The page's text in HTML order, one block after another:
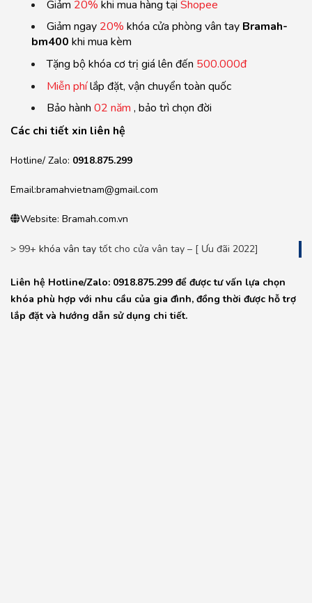
Giảm 20% khi mua hàng tại Shopee
Giảm ngay 20% khóa cửa phòng vân tay Bramah-
bm400 khi mua kèm
Tặng bộ khóa cơ trị giá lên đến 500.000đ
Miễn phílắp đặt, vận chuyển toàn quốc
Bảo hành 02 năm , bảo trì chọn đời
Các chi tiết xin liên hệ
Hotline/ Zalo: 0918.875.299
Email:bramahvietnam@gmail.com
Website: Bramah.com.vn
> 99+ khóa vân tay tốt cho cửa vân tay – [ Ưu đãi 2022]
Liên hệ Hotline/Zalo: 0918.875.299 để được tư vấn lựa chọn
khóa phù hợp với nhu cầu của gia đình, đồng thời được hỗ trợ
lắp đặt và hướng dẫn sử dụng chi tiết.